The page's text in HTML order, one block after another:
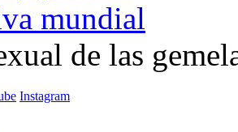
mundial
de las
Instagram